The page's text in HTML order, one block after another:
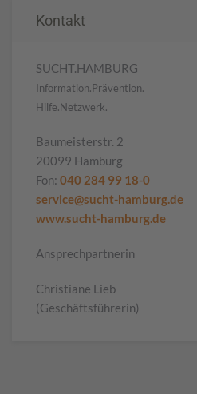
Kontakt
SUCHT.HAMBURG
Information.Prävention.
Hilfe.Netzwerk.
Baumeisterstr. 2
20099 Hamburg
Fon: 040 284 99 18-0
service@sucht-hamburg.de
www.sucht-hamburg.de
Ansprechpartnerin
Christiane Lieb
(Geschäftsführerin)